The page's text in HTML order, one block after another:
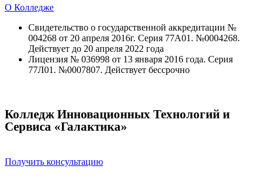
О Колледже
Свидетельство о государственной аккредитации №
004268 от 20 апреля 2016г. Серия 77А01. №0004268.
Действует до 20 апреля 2022 года
Лицензия № 036998 от 13 января 2016 года. Серия
77Л01. №0007807. Действует бессрочно
Колледж Инновационных Технологий и
Сервиса «Галактика»
Получить консультацию